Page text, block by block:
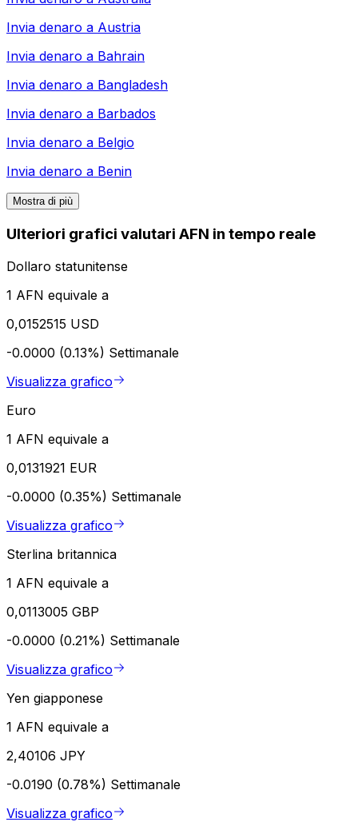
Invia denaro a Austria
Invia denaro a Bahrain
Invia denaro a Bangladesh
Invia denaro a Barbados
Invia denaro a Belgio
Invia denaro a Benin
Mostra di più
Ulteriori grafici valutari AFN in tempo reale
Dollaro statunitense
1 AFN equivale a
0,0152515 USD
-0.0000 (0.13%) Settimanale
Visualizza grafico
Euro
1 AFN equivale a
0,0131921 EUR
-0.0000 (0.35%) Settimanale
Visualizza grafico
Sterlina britannica
1 AFN equivale a
0,0113005 GBP
-0.0000 (0.21%) Settimanale
Visualizza grafico
Yen giapponese
1 AFN equivale a
2,40106 JPY
-0.0190 (0.78%) Settimanale
Visualizza grafico